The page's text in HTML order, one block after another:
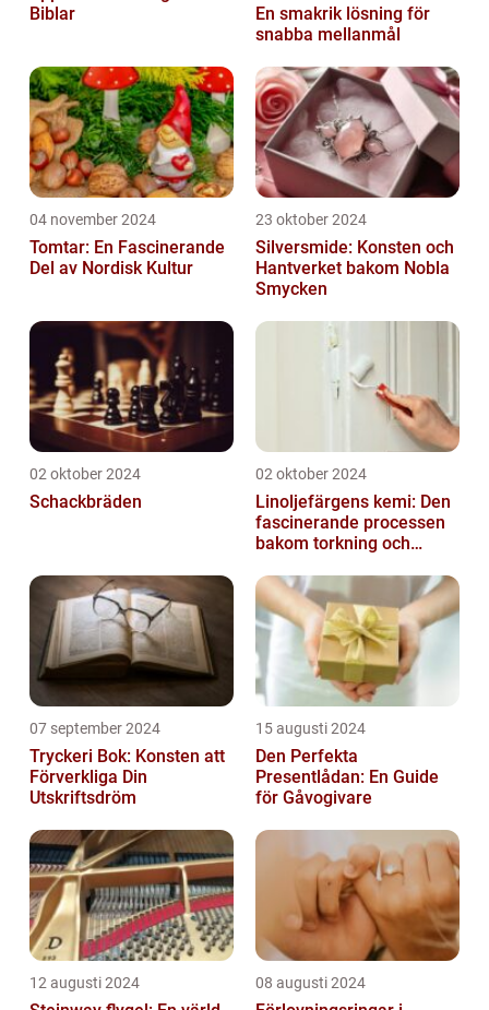
Biblar
En smakrik lösning för
snabba mellanmål
04 november 2024
Tomtar: En Fascinerande
Del av Nordisk Kultur
23 oktober 2024
Silversmide: Konsten och
Hantverket bakom Nobla
Smycken
02 oktober 2024
Schackbräden
02 oktober 2024
Linoljefärgens kemi: Den
fascinerande processen
bakom torkning och
07 september 2024
Tryckeri Bok: Konsten att
Förverkliga Din
Utskriftsdröm
15 augusti 2024
Den Perfekta
Presentlådan: En Guide
för Gåvogivare
12 augusti 2024 08 augusti 2024